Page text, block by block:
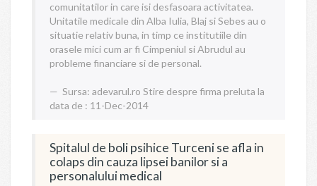
comunitatilor in care isi desfasoara activitatea.
Unitatile medicale din Alba Iulia, Blaj si Sebes au o
situatie relativ buna, in timp ce institutiile din
orasele mici cum ar fi Cimpeniul si Abrudul au
probleme financiare si de personal.
Sursa: adevarul.ro Stire despre firma preluta la
data de : 11-Dec-2014
Spitalul de boli psihice Turceni se afla in
colaps din cauza lipsei banilor si a
personalului medical